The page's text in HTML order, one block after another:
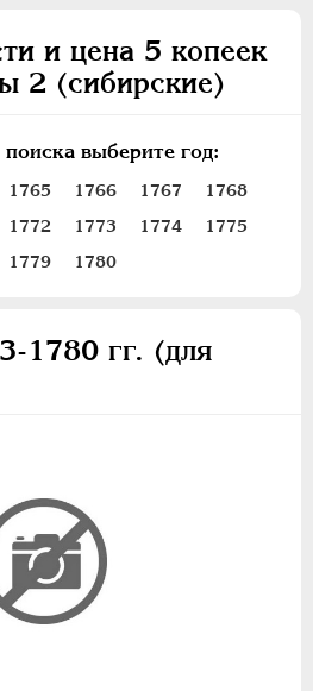
и цена 5 копеек
2 (сибирские)
выберите год:
1765 1766 1767
1768
1772 1773 1774
1775
1779 1780
1780 гг. (для
1730-1740
1740-1741